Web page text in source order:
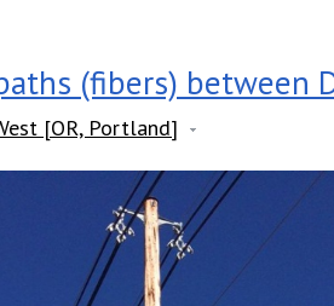
(fibers) between
[OR, Portland]